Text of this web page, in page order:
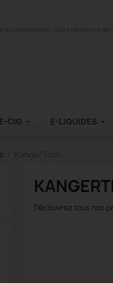
la consommation, vous êtes informé
E-CIG E-LIQUIDES
KangerTech
Découvrez tous nos